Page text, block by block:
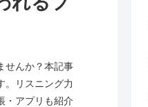
せんか？本記事
。リスニング力
・アプリも紹介